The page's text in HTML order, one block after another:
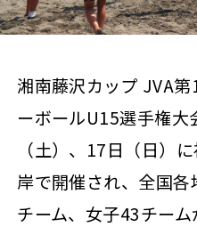
湘南藤沢カップ JVA
ーボールU15選手権大
（土）、17日（日）
岸で開催され、全国
チーム、女子43チー